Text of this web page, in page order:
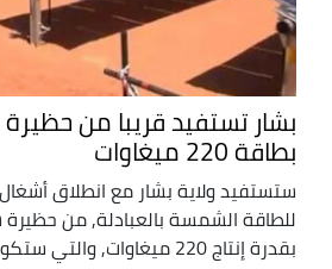
بشار تستفيد قريبا من
بطاقة 220 ميغاوات
ستستفيد ولاية بشار مع انطلاق أشغال
للطاقة الشمسة بالعبادلة, من
بقدرة إنتاج 220 ميغاوات, والتي